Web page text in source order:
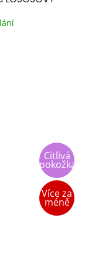
Citlivá
pokožka
Více za
méně